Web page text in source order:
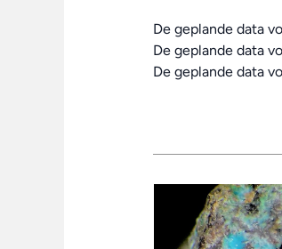
De geplande data
De geplande data
De geplande data